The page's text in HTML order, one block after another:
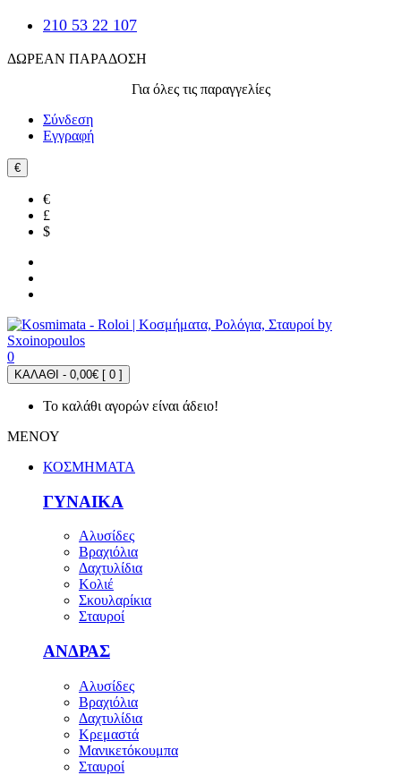
210 53 22 107
ΔΩΡΕΑΝ ΠΑΡΑΔΟΣΗ
Για όλες τις παραγγελίες
Σύνδεση
Εγγραφή
€
€
£
$
0
ΚΑΛΑΘΙ - 0,00€ [ 0 ]
Το καλάθι αγορών είναι άδειο!
ΜΕΝΟΥ
ΚΟΣΜΗΜΑΤΑ
ΓΥΝΑΙΚΑ
Αλυσίδες
Βραχιόλια
Δαχτυλίδια
Κολιέ
Σκουλαρίκια
Σταυροί
ΑΝΔΡΑΣ
Αλυσίδες
Βραχιόλια
Δαχτυλίδια
Κρεμαστά
Μανικετόκουμπα
Σταυροί